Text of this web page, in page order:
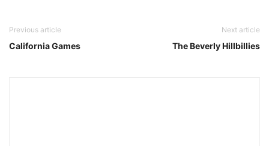
Previous article
California Games
Next article
The Beverly Hillbillies